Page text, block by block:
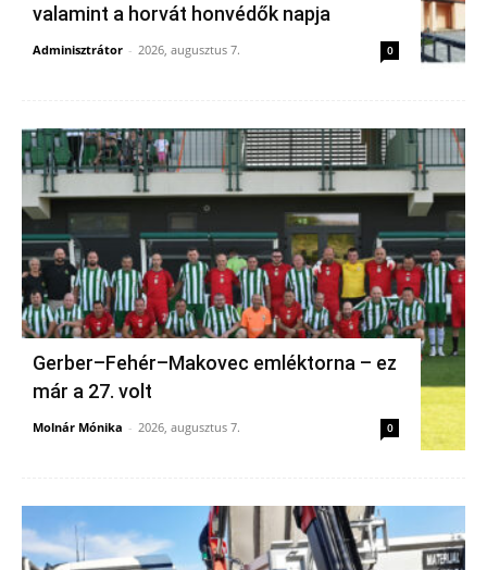
valamint a horvát honvédők napja
Adminisztrátor - 2026, augusztus 7. 0
Gerber–Fehér–Makovec emléktorna – ez
már a 27. volt
Molnár Mónika - 2026, augusztus 7. 0